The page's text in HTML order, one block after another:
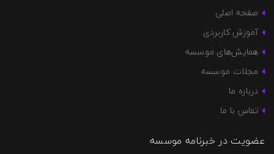
صفحه اصلی
آموزش کاربردی
همایش‌های موسسه
مجلات موسسه
درباره ما
تماس با ما
عضویت در خبرنامه موسسه